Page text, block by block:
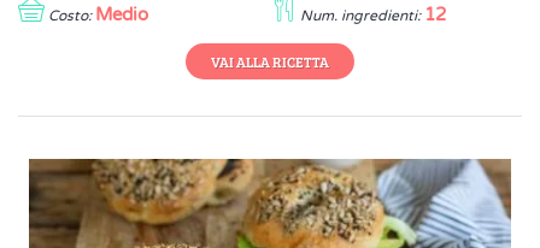
Costo: Medio Num. ingredienti: 12
VAI ALLA RICETTA